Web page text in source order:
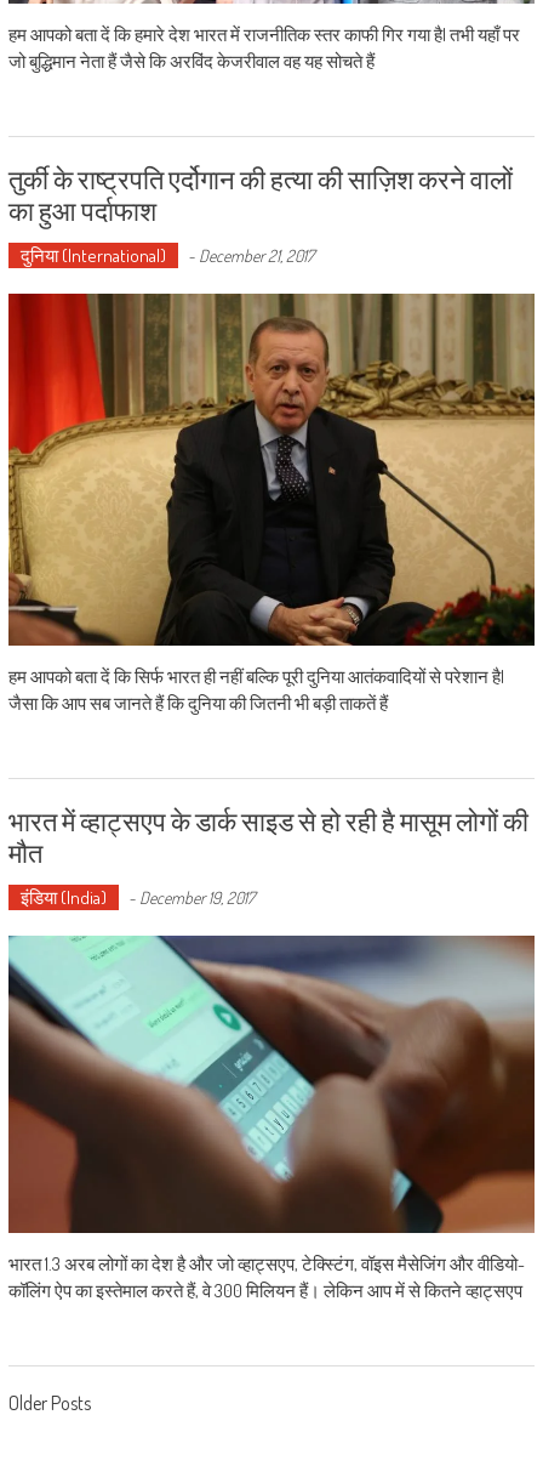
हम आपको बता दें कि हमारे देश भारत में राजनीतिक स्तर काफी गिर गया है| तभी यहाँ पर
जो बुद्धिमान नेता हैं जैसे कि अरविंद केजरीवाल वह यह सोचते हैं
तुर्की के राष्ट्रपति एर्दोगान की हत्या की साज़िश करने वालों
का हुआ पर्दाफाश
दुनिया (International) - December 21, 2017
हम आपको बता दें कि सिर्फ भारत ही नहीं बल्कि पूरी दुनिया आतंकवादियों से परेशान है|
जैसा कि आप सब जानते हैं कि दुनिया की जितनी भी बड़ी ताकतें हैं
भारत में व्हाट्सएप के डार्क साइड से हो रही है मासूम लोगों की
मौत
इंडिया (India) - December 19, 2017
भारत 1.3 अरब लोगों का देश है और जो व्हाट्सएप, टेक्स्टिंग, वॉइस मैसेजिंग और वीडियो-
कॉलिंग ऐप का इस्तेमाल करते हैं, वे 300 मिलियन हैं। लेकिन आप में से कितने व्हाट्सएप
Posts navigation
Older Posts